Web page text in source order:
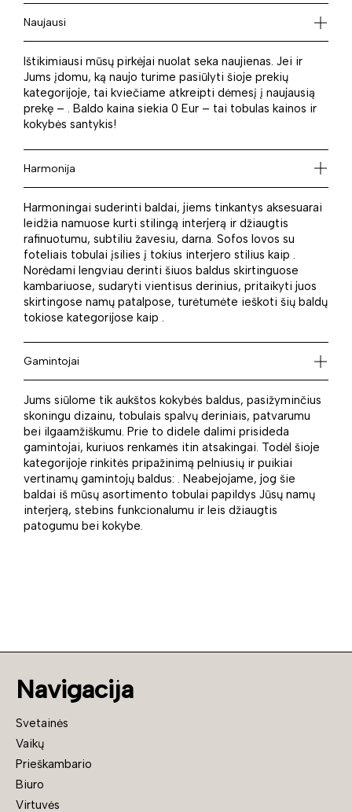
Naujausi
Ištikimiausi mūsų pirkėjai nuolat seka naujienas. Jei ir
Jums įdomu, ką naujo turime pasiūlyti šioje prekių
kategorijoje, tai kviečiame atkreipti dėmesį į naujausią
prekę – . Baldo kaina siekia 0 Eur – tai tobulas kainos ir
kokybės santykis!
Harmonija
Harmoningai suderinti baldai, jiems tinkantys aksesuarai
leidžia namuose kurti stilingą interjerą ir džiaugtis
rafinuotumu, subtiliu žavesiu, darna. Sofos lovos su
foteliais tobulai įsilies į tokius interjero stilius kaip .
Norėdami lengviau derinti šiuos baldus skirtinguose
kambariuose, sudaryti vientisus derinius, pritaikyti juos
skirtingose namų patalpose, turėtumėte ieškoti šių baldų
tokiose kategorijose kaip .
Gamintojai
Jums siūlome tik aukštos kokybės baldus, pasižyminčius
skoningu dizainu, tobulais spalvų deriniais, patvarumu
bei ilgaamžiškumu. Prie to didele dalimi prisideda
gamintojai, kuriuos renkamės itin atsakingai. Todėl šioje
kategorijoje rinkitės pripažinimą pelniusių ir puikiai
vertinamų gamintojų baldus: . Neabejojame, jog šie
baldai iš mūsų asortimento tobulai papildys Jūsų namų
interjerą, stebins funkcionalumu ir leis džiaugtis
patogumu bei kokybe.
Navigacija
Svetainės
Vaikų
Prieškambario
Biuro
Virtuvės